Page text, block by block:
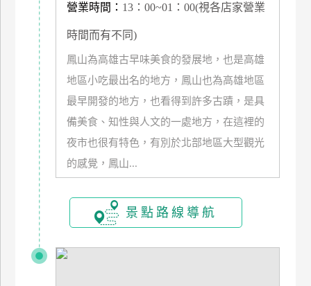
營業時間： 13：00~01：00(視各店家營業
時間而有不同)
鳳山為高雄古早味美食的發展地，也是高雄
地區小吃最出名的地方，鳳山也為高雄地區
最早開發的地方，也看得到許多古蹟，是具
備美食、知性與人文的一處地方，在這裡的
夜市也很有特色，有別於北部地區大型觀光
的感覺，鳳山...
景點路線導航